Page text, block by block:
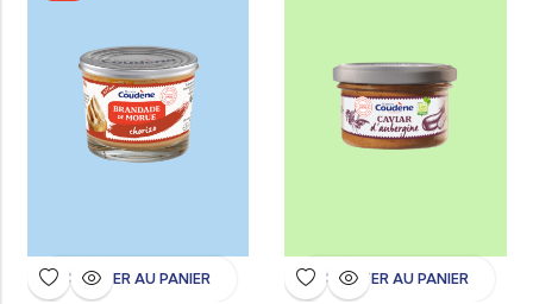
AJOUTER AU PANIER AJOUTER AU PANIER